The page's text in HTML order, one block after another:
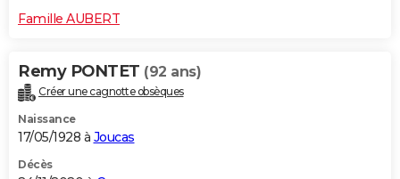
Famille AUBERT
Remy PONTET (92 ans)
Créer une cagnotte obsèques
Naissance
17/05/1928 à Joucas
Décès